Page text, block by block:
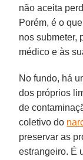
não aceita
Porém, é o
nos submeter,
médico e às
No fundo, há
dos próprios
de
coletivo do
preservar as
estrangeiro. É